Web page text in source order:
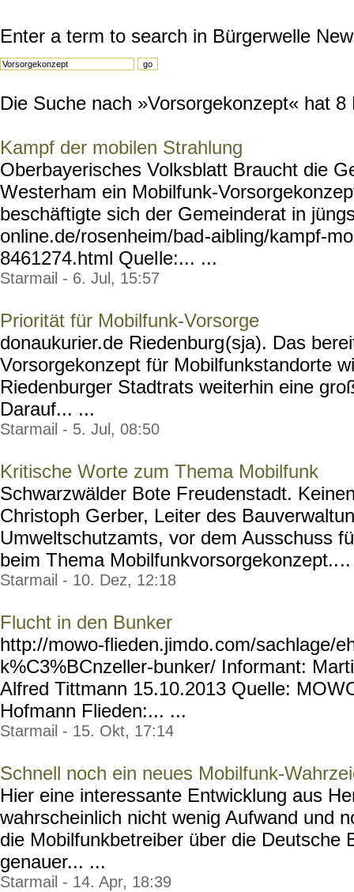
Enter a term to search in Bürgerwelle
Die Suche nach »Vorsorgekonzept« hat
Kampf der mobilen Strahlung
Oberbayerisches Volksblatt Braucht die
Westerham ein Mobilfunk-
beschäftigte sich der Gemeinderat in
online.de/rosenheim/bad-aibling/kampf-
8461274.html Quelle:... ...
Starmail - 6. Jul, 15:57
Priorität für Mobilfunk-Vorsorge
donaukurier.de Riedenburg(sja). Das
Vorsorgekonzept für Mobilfunkstandorte
Riedenburger Stadtrats weiterhin eine
Darauf... ...
Starmail - 5. Jul, 08:50
Kritische Worte zum Thema Mobilfunk
Schwarzwälder Bote Freudenstadt.
Christoph Gerber, Leiter des
Umweltschutzamts, vor dem Ausschuss
beim Thema Mobilfunkvorsorgekonzept..
Starmail - 10. Dez, 12:18
Flucht in den Bunker
http://mowo-flieden.jimdo.com/sachlage/
k%C3%BCnzeller-bunker/ Informant:
Alfred Tittmann 15.10.2013 Quelle:
Hofmann Flieden:... ...
Starmail - 15. Okt, 17:14
Schnell noch ein neues Mobilfunk-
Hier eine interessante Entwicklung aus
wahrscheinlich nicht wenig Aufwand und
die Mobilfunkbetreiber über die Deutsche
genauer... ...
Starmail - 14. Apr, 18:39